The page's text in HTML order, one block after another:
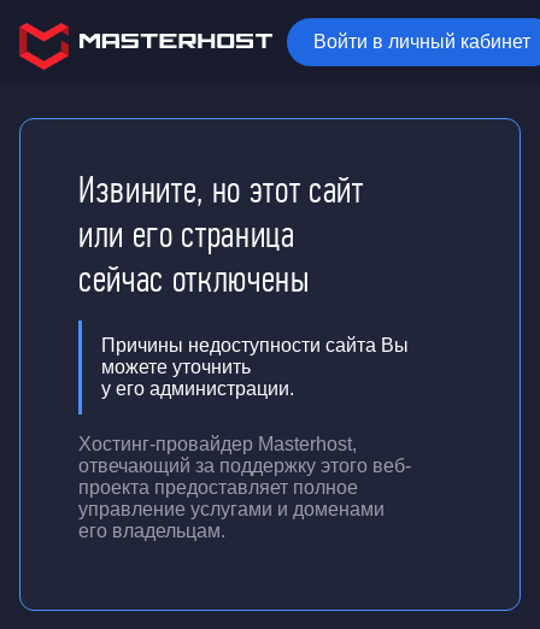
Войти в личный кабинет
Извините, но этот сайт
или его страница
сейчас отключены
Причины недоступности сайта Вы
можете уточнить
у его администрации.
Хостинг-провайдер Masterhost,
отвечающий за поддержку этого веб-
проекта предоставляет полное
управление услугами и доменами
его владельцам.